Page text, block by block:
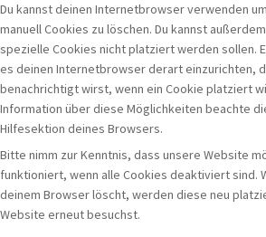
Du kannst deinen Internetbrowser verwenden
manuell Cookies zu löschen. Du kannst
spezielle Cookies nicht platziert werden sollen.
es deinen Internetbrowser derart einzurichten,
benachrichtigt wirst, wenn ein Cookie platziert
Information über diese Möglichkeiten beachte
Hilfesektion deines Browsers.
Bitte nimm zur Kenntnis, dass unsere Website
funktioniert, wenn alle Cookies deaktiviert sind.
deinem Browser löscht, werden diese neu
Website erneut besuchst.